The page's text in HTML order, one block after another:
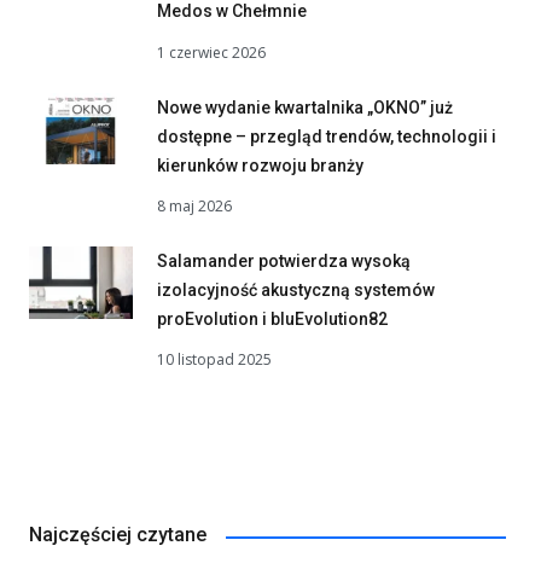
Medos w Chełmnie
1 czerwiec 2026
Nowe wydanie kwartalnika „OKNO” już
dostępne – przegląd trendów, technologii i
kierunków rozwoju branży
8 maj 2026
Salamander potwierdza wysoką
izolacyjność akustyczną systemów
proEvolution i bluEvolution82
10 listopad 2025
Najczęściej czytane